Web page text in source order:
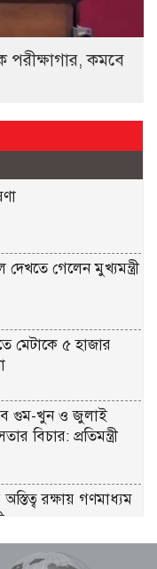
পরীক্ষাগার, কমবে
গেলেন মুখ্যমন্ত্রী
মেটাকে ৫ হাজার
গুম-খুন ও জুলাই
বিচার: প্রতিমন্ত্রী
রক্ষায় গণমাধ্যম